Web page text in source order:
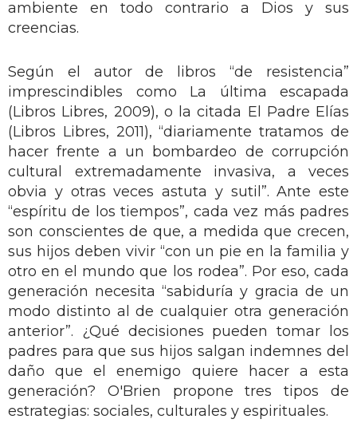
ambiente en todo contrario a Dios y sus
creencias.
Según el autor de libros “de resistencia”
imprescindibles como La última escapada
(Libros Libres, 2009), o la citada El Padre Elías
(Libros Libres, 2011), “diariamente tratamos de
hacer frente a un bombardeo de corrupción
cultural extremadamente invasiva, a veces
obvia y otras veces astuta y sutil”. Ante este
“espíritu de los tiempos”, cada vez más padres
son conscientes de que, a medida que crecen,
sus hijos deben vivir “con un pie en la familia y
otro en el mundo que los rodea”. Por eso, cada
generación necesita “sabiduría y gracia de un
modo distinto al de cualquier otra generación
anterior”. ¿Qué decisiones pueden tomar los
padres para que sus hijos salgan indemnes del
daño que el enemigo quiere hacer a esta
generación? O'Brien propone tres tipos de
estrategias: sociales, culturales y espirituales.